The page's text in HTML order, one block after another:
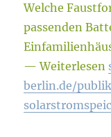
Welche
passenden
— Weiterlesen
berlin.de/